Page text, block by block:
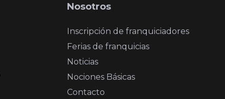
Nosotros
Inscripción de franquiciadores
Ferias de franquicias
Noticias
Nociones Básicas
Contacto